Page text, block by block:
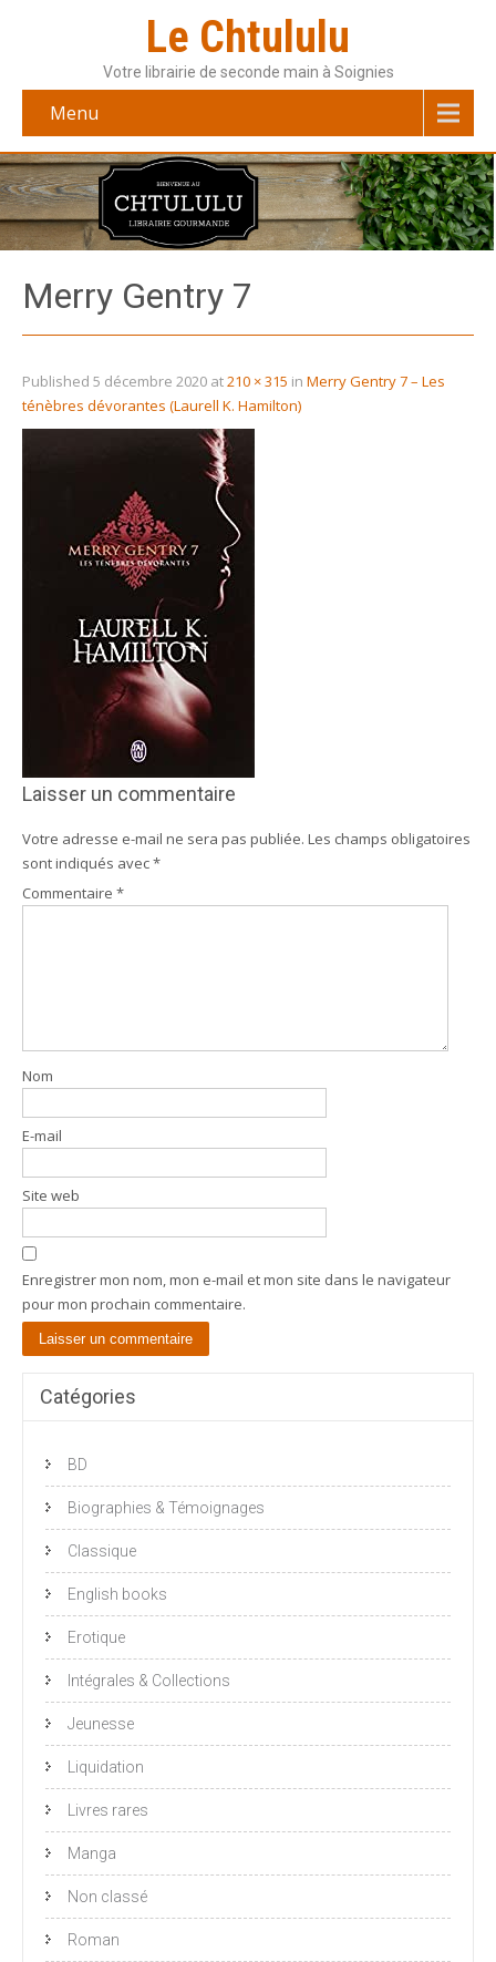
Le Chtululu
Votre librairie de seconde main à Soignies
Menu
Merry Gentry 7
Published 5 décembre 2020 at210 × 315 in Merry Gentry 7 – Les
ténèbres dévorantes (Laurell K. Hamilton)
Laisser un commentaire
Votre adresse e-mail ne sera pas publiée. Les champs obligatoires
sont indiqués avec*
Commentaire *
Nom
E-mail
Site web
Enregistrer mon nom, mon e-mail et mon site dans le navigateur
pour mon prochain commentaire.
Catégories
BD
Biographies & Témoignages
Classique
English books
Erotique
Intégrales & Collections
Jeunesse
Liquidation
Livres rares
Manga
Non classé
Roman